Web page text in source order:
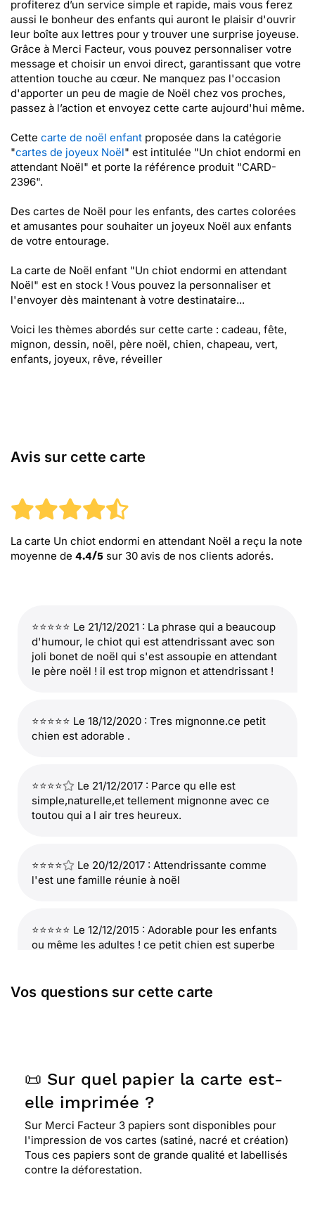
profiterez d’un service simple et rapide, mais vous ferez
aussi le bonheur des enfants qui auront le plaisir d'ouvrir
leur boîte aux lettres pour y trouver une surprise joyeuse.
Grâce à Merci Facteur, vous pouvez personnaliser votre
message et choisir un envoi direct, garantissant que votre
attention touche au cœur. Ne manquez pas l'occasion
d'apporter un peu de magie de Noël chez vos proches,
passez à l’action et envoyez cette carte aujourd'hui même.
Cette carte de noël enfant proposée dans la catégorie
"cartes de joyeux Noël" est intitulée "Un chiot endormi en
attendant Noël" et porte la référence produit "CARD-
2396".
Des cartes de Noël pour les enfants, des cartes colorées
et amusantes pour souhaiter un joyeux Noël aux enfants
de votre entourage.
La carte de Noël enfant "Un chiot endormi en attendant
Noël" est en stock ! Vous pouvez la personnaliser et
l'envoyer dès maintenant à votre destinataire...
Voici les thèmes abordés sur cette carte : cadeau, fête,
mignon, dessin, noël, père noël, chien, chapeau, vert,
enfants, joyeux, rêve, réveiller
Avis sur cette carte
La carte Un chiot endormi en attendant Noël a reçu la note
moyenne de 4.4/5 sur 30 avis de nos clients adorés.
⭐⭐⭐⭐⭐ Le 21/12/2021 : La phrase qui a beaucoup
d'humour, le chiot qui est attendrissant avec son
joli bonet de noël qui s'est assoupie en attendant
le père noël ! il est trop mignon et attendrissant !
⭐⭐⭐⭐⭐ Le 18/12/2020 : Tres mignonne.ce petit
chien est adorable .
⭐⭐⭐⭐
Le 21/12/2017 : Parce qu elle est
simple,naturelle,et tellement mignonne avec ce
toutou qui a l air tres heureux.
⭐⭐⭐⭐
Le 20/12/2017 : Attendrissante comme
l'est une famille réunie à noël
⭐⭐⭐⭐⭐ Le 12/12/2015 : Adorable pour les enfants
ou même les adultes ! ce petit chien est superbe
⭐⭐⭐⭐⭐ Le 23/12/2014 : Pleine de fraicheur
⭐⭐⭐⭐
Le 22/12/2014 : Les personnes
concernées adorent les animaux
Vos questions sur cette carte
📜 Sur quel papier la carte est-
elle imprimée ?
Sur Merci Facteur 3 papiers sont disponibles pour
l'impression de vos cartes (satiné, nacré et création)
Tous ces papiers sont de grande qualité et labellisés
contre la déforestation.